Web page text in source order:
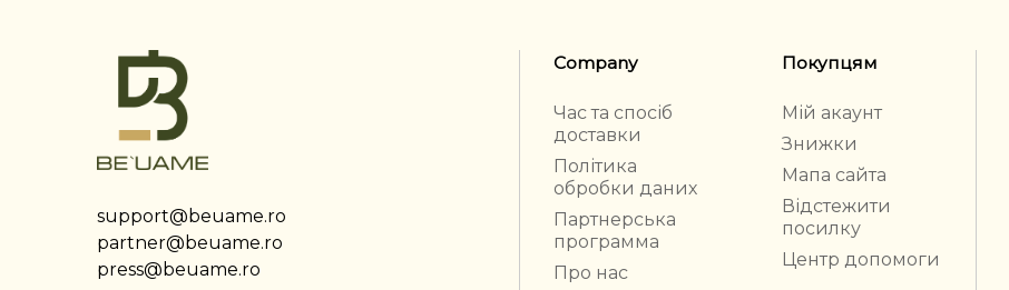
support@beuame.ro
partner@beuame.ro
press@beuame.ro
Company
Час та спосіб
доставки
Політика
обробки даних
Партнерська
программа
Про нас
Покупцям
Мій акаунт
Знижки
Мапа сайта
Відстежити
посилку
Центр допомоги